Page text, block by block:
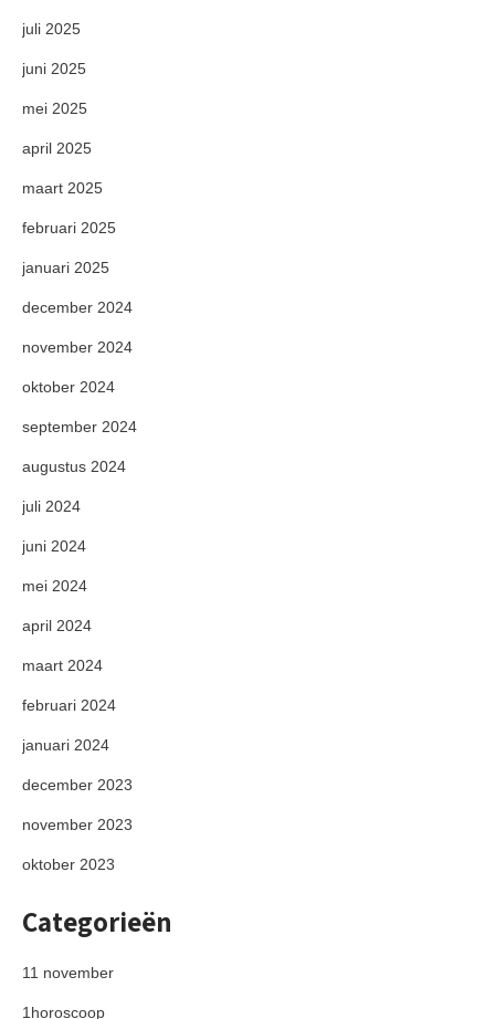
juli 2025
juni 2025
mei 2025
april 2025
maart 2025
februari 2025
januari 2025
december 2024
november 2024
oktober 2024
september 2024
augustus 2024
juli 2024
juni 2024
mei 2024
april 2024
maart 2024
februari 2024
januari 2024
december 2023
november 2023
oktober 2023
Categorieën
11 november
1horoscoop